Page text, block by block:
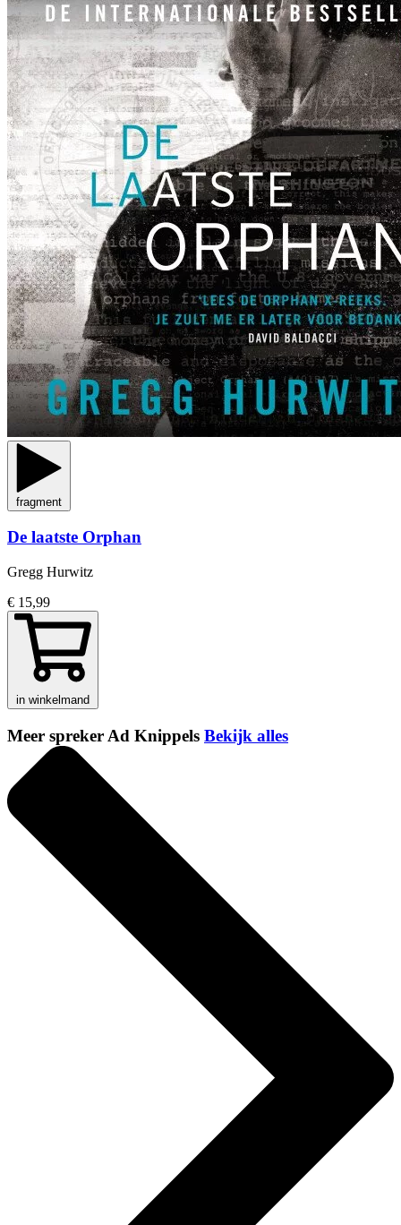
fragment
De laatste Orphan
Gregg Hurwitz
€ 15,99
in winkelmand
Meer spreker Ad Knippels Bekijk alles